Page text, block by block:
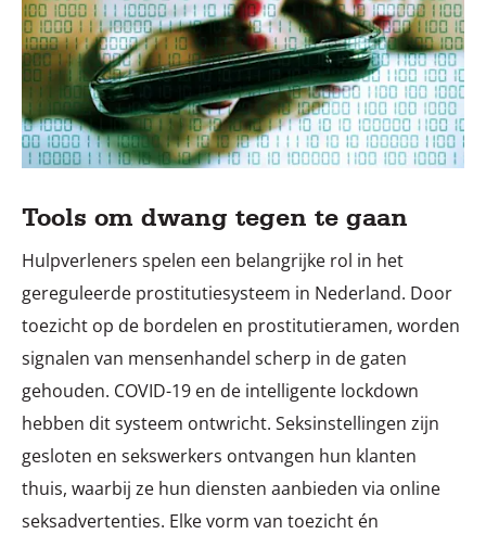
Tools om dwang tegen te gaan
Hulpverleners spelen een belangrijke rol in het
gereguleerde prostitutiesysteem in Nederland. Door
toezicht op de bordelen en prostitutieramen, worden
signalen van mensenhandel scherp in de gaten
gehouden. COVID-19 en de intelligente lockdown
hebben dit systeem ontwricht. Seksinstellingen zijn
gesloten en sekswerkers ontvangen hun klanten
thuis, waarbij ze hun diensten aanbieden via online
seksadvertenties. Elke vorm van toezicht én